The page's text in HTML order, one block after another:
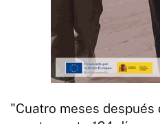
"Cuatro meses después